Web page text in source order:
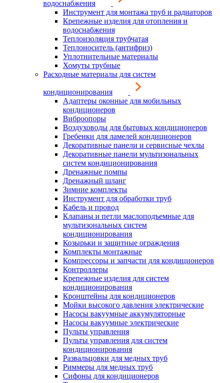
водоснабжения
Инструмент для монтажа труб и радиаторов
Крепежные изделия для отопления и
водоснабжения
Теплоизоляция трубчатая
Теплоноситель (антифриз)
Уплотнительные материалы
Хомуты трубные
Расходные материалы для систем
кондиционирования
Адаптеры оконные для мобильных
кондиционеров
Виброопоры
Воздуховоды для бытовых кондиционеров
Гребенки для ламелей кондиционеров
Декоративные панели и сервисные чехлы
Декоративные панели мультизональных
систем кондиционирования
Дренажные помпы
Дренажный шланг
Зимние комплекты
Инструмент для обработки труб
Кабель и провод
Клапаны и петли маслоподъемные для
мультизональных систем
кондиционирования
Козырьки и защитные ограждения
Комплекты монтажные
Компрессоры и запчасти для кондиционеров
Контроллеры
Крепежные изделия для систем
кондиционирования
Кронштейны для кондиционеров
Мойки высокого давления электрические
Насосы вакуумные аккумуляторные
Насосы вакуумные электрические
Пульты управления
Пульты управления для систем
кондиционирования
Развальцовки для медных труб
Риммеры для медных труб
Сифоны для кондиционеров